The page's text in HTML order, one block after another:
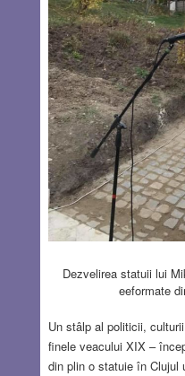
Dezvelirea statuii lui
eeformate
Un stâlp al politicii,
finele veacului XIX –
din plin o statuie în Clujul